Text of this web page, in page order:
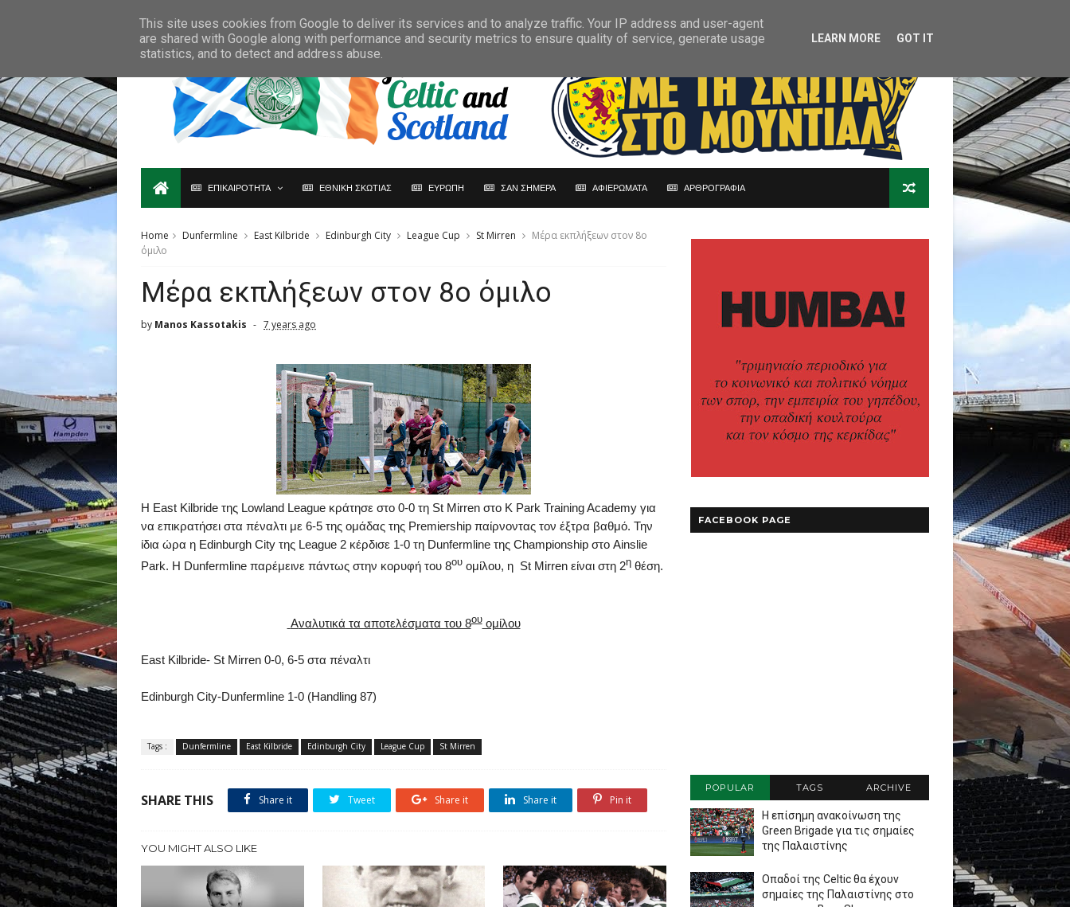
ΕΠΙΚΑΙΡΟΤΗΤΑ ΕΘΝΙΚΗ ΣΚΩΤΙΑΣ ΕΥΡΩΠΗ ΣΑΝ ΣΗΜΕΡΑ ΑΦΙΕΡΩΜΑΤΑ ΑΡΘΡΟΓΡΑΦΙΑ
Home Dunfermline East Kilbride Edinburgh City League Cup St Mirren
Mέρα εκπλήξεων στον 8ο
όμιλο
Mέρα εκπλήξεων στον 8ο όμιλο
by Manos Kassotakis 7 years ago
Η East Kilbride της Lowland League κράτησε στο 0-0 τη St Mirren στο K Park Training Academy για
να επικρατήσει στα πέναλτι με 6-5 της ομάδας της Premiership παίρνοντας τον έξτρα βαθμό. Την
ίδια ώρα η Edinburgh City της League 2 κέρδισε 1-0 τη Dunfermline της Championship στο Ainslie
Park. Η Dunfermline παρέμεινε πάντως στην κορυφή του 8ου ομίλου, η St Mirren είναι στη 2η θέση.
Aναλυτικά τα αποτελέσματα του 8ουομίλου
East Kilbride- St Mirren 0-0, 6-5 στα πέναλτι
Edinburgh City-Dunfermline 1-0 (Handling 87)
Tags : Dunfermline East Kilbride Edinburgh City League Cup St Mirren
SHARE THIS Share it Tweet Share it Share it Pin it
YOU MIGHT ALSO LIKE
FACEBOOK PAGE
POPULAR TAGS ARCHIVE
Η επίσημη ανακοίνωση της
Green Brigade για τις σημαίες
της Παλαιστίνης
Οπαδοί της Celtic θα έχουν
σημαίες της Παλαιστίνης στο
This site uses cookies from Google to deliver its services and to analyze traffic. Your IP address and user-agent
are shared with Google along with performance and security metrics to ensure quality of service, generate usage
statistics, and to detect and address abuse.
LEARN MORE GOT IT